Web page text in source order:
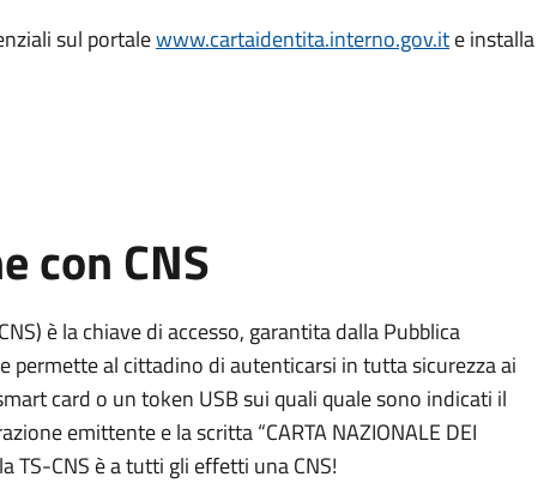
sul portalewww.cartaidentita.interno.gov.ite installa
con CNS
è la chiave di accesso, garantita dalla Pubblica
permette al cittadino di autenticarsi in tutta sicurezza ai
card o un token USB sui quali quale sono indicati il
emittente e la scritta “CARTA NAZIONALE DEI
TS-CNS è a tutti gli effetti una CNS!